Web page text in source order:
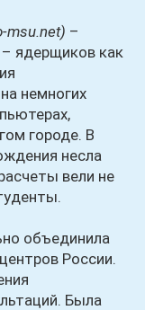
msu.net) –
– ядерщиков как
немногих
городе. В
несла
вели не
объединила
России.
Была